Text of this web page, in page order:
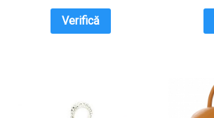
Verifică